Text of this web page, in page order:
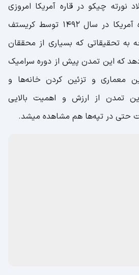
نورته چیکو در قاره آمریکا امروزی
زندگی می‌کردند؛ اما قاره آمریکا در سال 1492 توسط کریستف
تحقیقاتی که بسیاری از محققان
که این تمدن پیش از دوره سرامیک
معماری و تزئین کردن خانه‌ها و
تمدن از ارزش و اهمیت بالایی
حتی در تپه‌ها هم مشاهده میشد.